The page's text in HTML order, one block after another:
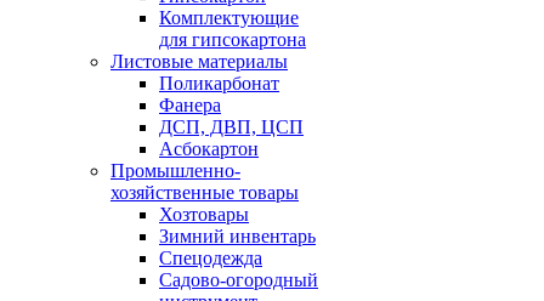
Комплектующие
для гипсокартона
Листовые материалы
Поликарбонат
Фанера
ДСП, ДВП, ЦСП
Асбокартон
Промышленно-
хозяйственные товары
Хозтовары
Зимний инвентарь
Спецодежда
Садово-огородный